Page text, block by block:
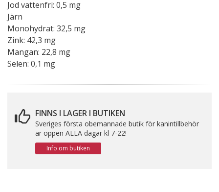
Jod vattenfri: 0,5 mg
Järn
Monohydrat: 32,5 mg
Zink: 42,3 mg
Mangan: 22,8 mg
Selen: 0,1 mg
FINNS I LAGER I BUTIKEN
Sveriges första obemannade butik för kanintillbehör
är öppen ALLA dagar kl 7-22!
Info om butiken